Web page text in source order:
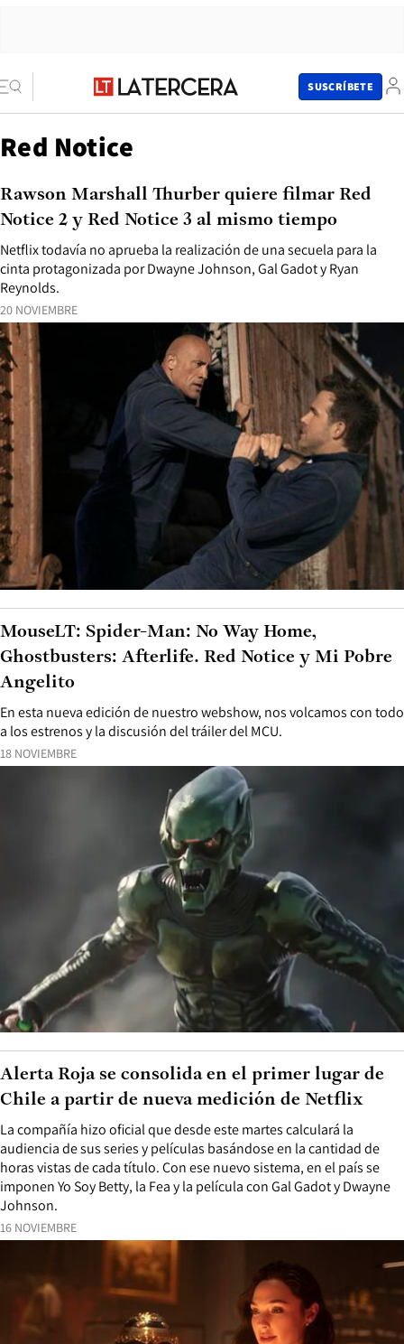
SUSCRÍBETE
Red Notice
20 NOVIEMBRE
Netflix todavía no aprueba la realización de una secuela para la
cinta protagonizada por Dwayne Johnson, Gal Gadot y Ryan
Reynolds.
Rawson Marshall Thurber quiere filmar Red
Notice 2 y Red Notice 3 al mismo tiempo
18 NOVIEMBRE
En esta nueva edición de nuestro webshow, nos volcamos con todo
a los estrenos y la discusión del tráiler del MCU.
MouseLT: Spider-Man: No Way Home,
Ghostbusters: Afterlife. Red Notice y Mi Pobre
Angelito
16 NOVIEMBRE
La compañía hizo oficial que desde este martes calculará la
audiencia de sus series y películas basándose en la cantidad de
horas vistas de cada título. Con ese nuevo sistema, en el país se
imponen Yo Soy Betty, la Fea y la película con Gal Gadot y Dwayne
Johnson.
Alerta Roja se consolida en el primer lugar de
Chile a partir de nueva medición de Netflix